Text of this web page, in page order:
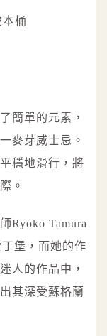
桶
簡單的元素，
麥芽威士忌。
穩地滑行，將
。
Ryoko Tamura
堡，而她的作
人的作品中，
其深受蘇格蘭